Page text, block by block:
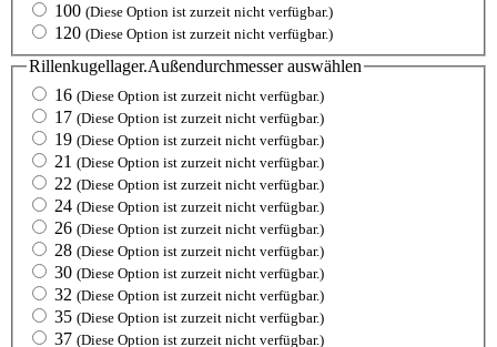
100 (Diese Option ist zurzeit nicht verfügbar.)
120 (Diese Option ist zurzeit nicht verfügbar.)
Rillenkugellager.Außendurchmesserauswählen
16 (Diese Option ist zurzeit nicht verfügbar.)
17 (Diese Option ist zurzeit nicht verfügbar.)
19 (Diese Option ist zurzeit nicht verfügbar.)
21 (Diese Option ist zurzeit nicht verfügbar.)
22 (Diese Option ist zurzeit nicht verfügbar.)
24 (Diese Option ist zurzeit nicht verfügbar.)
26 (Diese Option ist zurzeit nicht verfügbar.)
28 (Diese Option ist zurzeit nicht verfügbar.)
30 (Diese Option ist zurzeit nicht verfügbar.)
32 (Diese Option ist zurzeit nicht verfügbar.)
35 (Diese Option ist zurzeit nicht verfügbar.)
37 (Diese Option ist zurzeit nicht verfügbar.)